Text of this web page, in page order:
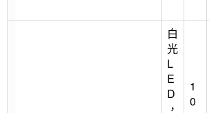
白
光
L
E
D
，
1
0